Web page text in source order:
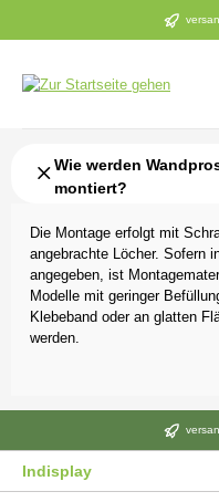
Zum Hauptinhalt springen
Wie werden
montiert?
Die Montage erfolgt mit
angebrachte Löcher. Sofern
angegeben, ist
Modelle mit geringer
Klebeband oder an glatten
werden.
Indisplay